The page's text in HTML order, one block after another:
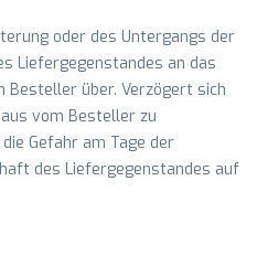
oder des Untergangs der
Liefergegenstandes an das
über. Verzögert sich
vom Besteller zu
Gefahr am Tage der
des Liefergegenstandes auf